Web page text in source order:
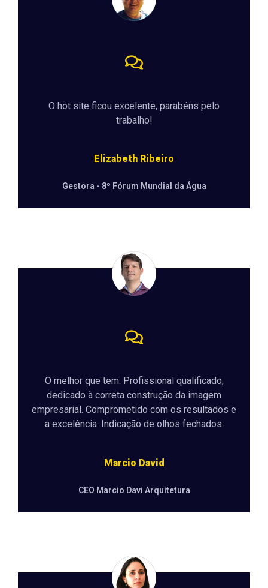
O hot site ficou excelente, parabéns pelo
trabalho!
Elizabeth Ribeiro
Gestora - 8º Fórum Mundial da Água
O melhor que tem. Profissional qualificado,
dedicado à correta construção da imagem
empresarial. Comprometido com os resultados e
a excelência. Indicação de olhos fechados.
Marcio David
CEO Marcio Davi Arquitetura